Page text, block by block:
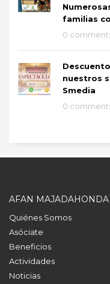
familias
0
nuestros
Smedia
0
AFAN MAJADAHONDA
Quiénes Somos
Asóciate
Beneficios
Actividades
Noticias